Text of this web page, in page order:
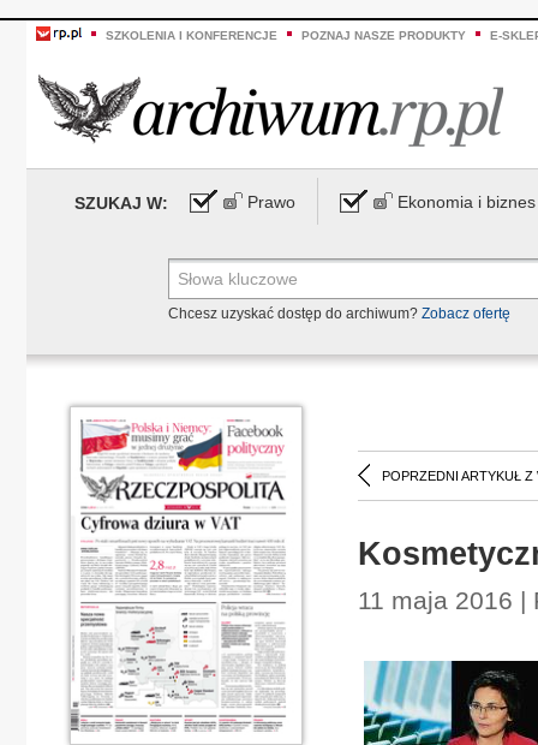
SZKOLENIA I KONFERENCJE POZNAJ NASZE PRODUKTY E-
SZUKAJ W: Prawo Ekonomia i biznes
Chcesz uzyskać dostęp do archiwum? Zobacz ofertę
POPRZEDNI ARTYKUŁ Z
11 maja 2016 |